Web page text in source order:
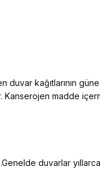
kağıtlarının güneş
Kanserojen madde
duvarlar